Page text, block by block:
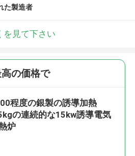
た製造者
を見て下さい
の価格で
程度の銀製の誘導加熱
の連続的な15kw誘導電気
炉